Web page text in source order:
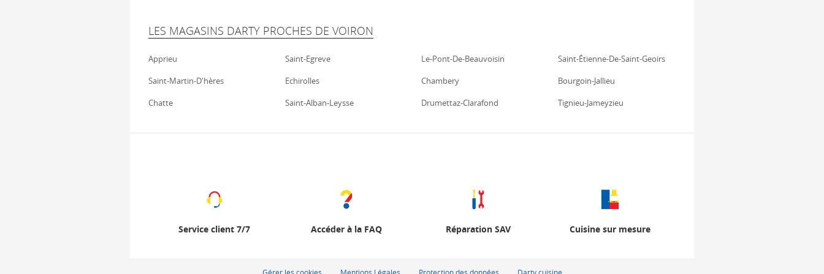
LES MAGASINS DARTY PROCHES DE VOIRON
Apprieu Saint-Egreve Le-Pont-De-Beauvoisin
Saint-Étienne-De-Saint-Geoirs
Saint-Martin-D'hères
Echirolles Chambery
Bourgoin-Jallieu
Chatte
Saint-Alban-Leysse Drumettaz-Clarafond Tignieu-Jameyzieu
Service client 7/7 Accéder à la FAQ Réparation SAV Cuisine sur mesure